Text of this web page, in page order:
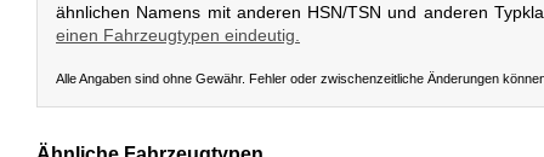
ähnlichen Namens mit anderen HSN/TSN und anderen
einen Fahrzeugtypen eindeutig.
Alle Angaben sind ohne Gewähr. Fehler oder zwischenzeitliche Änderungen